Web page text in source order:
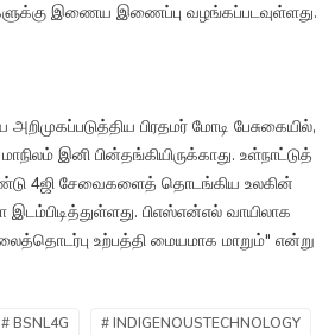
இணைய இணைப்பு வழங்கப்படவுள்ளது.
பிரதமர் மோடி பேசுகையில்,
இனி பின்தங்கியிருக்காது. உள்நாட்டுத்
4ஜி சேவைகளைத் தொடங்கிய உலகின்
இடம்பிடித்துள்ளது. பிஎஸ்என்எல் வாயிலாக
உற்பத்தி மையமாக மாறும்" என்று
# BSNL4G
# INDIGENOUSTECHNOLOGY